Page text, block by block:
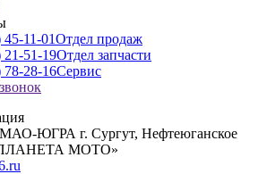
11-01Отдел продаж
21-51-19Отдел запчасти
78-28-16Сервис
ЮГРА г. Сургут, Нефтеюганское
«ПЛАНЕТА МОТО»